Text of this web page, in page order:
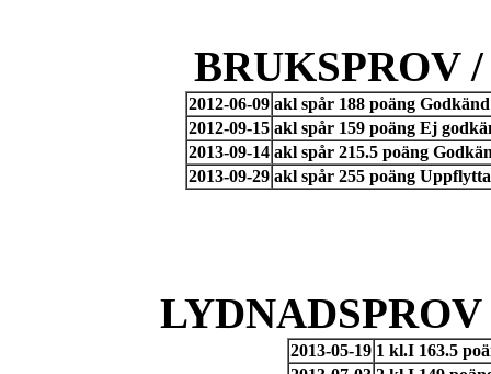
BRUKSPROV
2012-06-09 akl spår 188 poäng
2012-09-15 akl spår 159 poäng Ej
2013-09-14 akl spår 215.5 poäng
2013-09-29 akl spår 255 poäng
2013-05-19 1 kl.I 163.5